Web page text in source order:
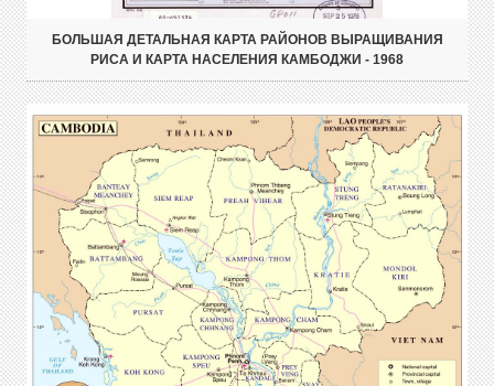
БОЛЬШАЯ ДЕТАЛЬНАЯ КАРТА РАЙОНОВ ВЫРАЩИВАНИЯ
РИСА И КАРТА НАСЕЛЕНИЯ КАМБОДЖИ - 1968